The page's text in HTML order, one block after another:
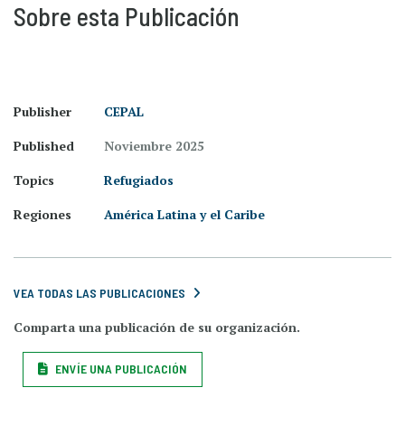
Sobre esta Publicación
Publisher
CEPAL
Published
Noviembre 2025
Topics
Refugiados
Regiones
América Latina y el Caribe
VEA TODAS LAS PUBLICACIONES
Comparta una publicación de su organización.
ENVÍE UNA PUBLICACIÓN